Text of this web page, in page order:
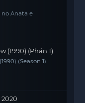
no Anata e
(1990) (Phần 1)
(Season 1)